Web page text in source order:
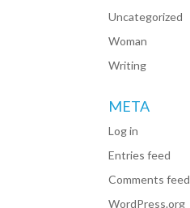
Uncategorized
Woman
Writing
META
Log in
Entries feed
Comments feed
WordPress.org